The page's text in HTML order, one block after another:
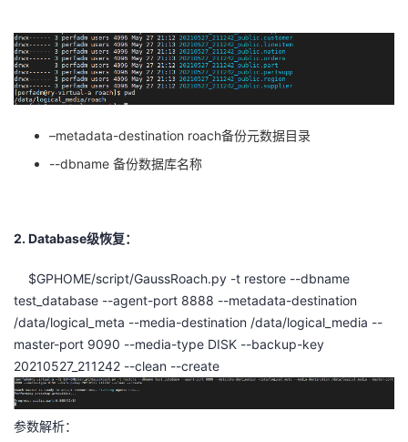
开
者
堂
我
的
课
程
我
的
认
我
的
我
的
我
支
我
技
术
支
的
云
声
–metadata-destination roach备份元数据目录
--dbname 备份数据库名称
2. Database级恢复：
$GPHOME/script/GaussRoach.py -t restore --dbname
test_database --agent-port 8888 --metadata-destination
/data/logical_meta --media-destination /data/logical_media --
master-port 9090 --media-type DISK --backup-key
20210527_211242 --clean --create
参数解析：